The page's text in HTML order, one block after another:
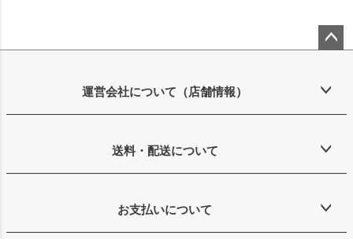
ップ
運営会社について（店舗情報）
送料・配送について
お支払いについて